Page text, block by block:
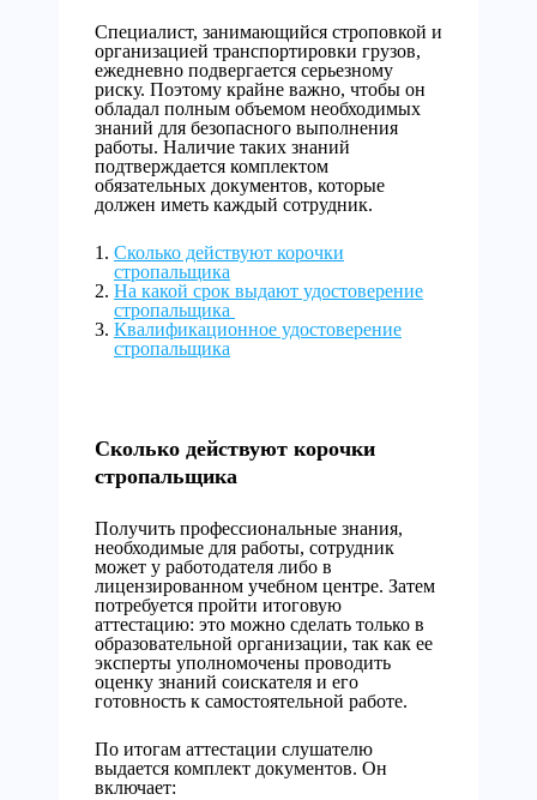
Специалист, занимающийся строповкой и
организацией транспортировки грузов,
ежедневно подвергается серьезному
риску. Поэтому крайне важно, чтобы он
обладал полным объемом необходимых
знаний для безопасного выполнения
работы. Наличие таких знаний
подтверждается комплектом
обязательных документов, которые
должен иметь каждый сотрудник.
Сколько действуют корочки
стропальщика
На какой срок выдают удостоверение
стропальщика
Квалификационное удостоверение
стропальщика
Сколько действуют корочки
стропальщика
Получить профессиональные знания,
необходимые для работы, сотрудник
может у работодателя либо в
лицензированном учебном центре. Затем
потребуется пройти итоговую
аттестацию: это можно сделать только в
образовательной организации, так как ее
эксперты уполномочены проводить
оценку знаний соискателя и его
готовность к самостоятельной работе.
По итогам аттестации слушателю
выдается комплект документов. Он
включает: